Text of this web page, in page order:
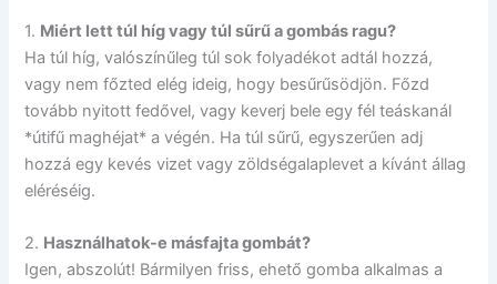
1. Miért lett túl híg vagy túl sűrű a gombás ragu?
Ha túl híg, valószínűleg túl sok folyadékot adtál hozzá,
vagy nem főzted elég ideig, hogy besűrűsödjön. Főzd
tovább nyitott fedővel, vagy keverj bele egy fél teáskanál
*útifű maghéjat* a végén. Ha túl sűrű, egyszerűen adj
hozzá egy kevés vizet vagy zöldségalaplevet a kívánt állag
eléréséig.
2. Használhatok-e másfajta gombát?
Igen, abszolút! Bármilyen friss, ehető gomba alkalmas a